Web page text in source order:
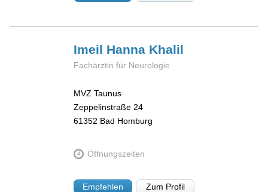
Imeil Hanna Khalil
Fachärztin für Neurologie
MVZ Taunus
Zeppelinstraße 24
61352 Bad Homburg
Öffnungszeiten
Empfehlen Zum Profil